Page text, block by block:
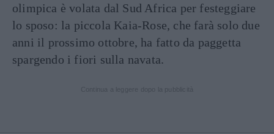
olimpica è volata dal Sud Africa per festeggiare
lo sposo: la piccola Kaia-Rose, che farà solo due
anni il prossimo ottobre, ha fatto da paggetta
spargendo i fiori sulla navata.